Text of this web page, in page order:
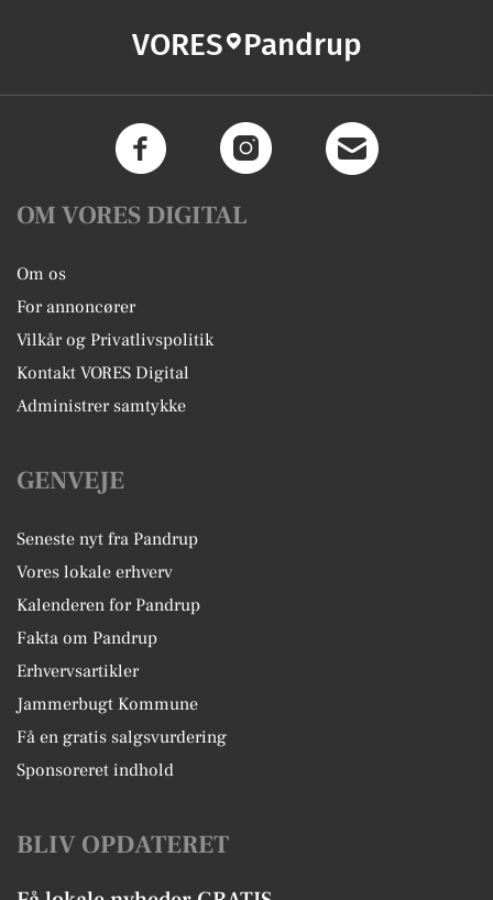
VORES Pandrup
OM VORES DIGITAL
Om os
For annoncører
Vilkår og Privatlivspolitik
Kontakt VORES Digital
Administrer samtykke
GENVEJE
Seneste nyt fra Pandrup
Vores lokale erhverv
Kalenderen for Pandrup
Fakta om Pandrup
Erhvervsartikler
Jammerbugt Kommune
Få en gratis salgsvurdering
Sponsoreret indhold
BLIV OPDATERET